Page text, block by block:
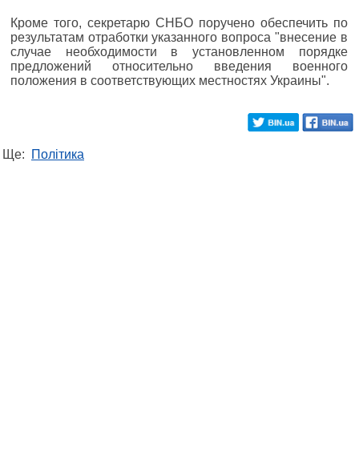
Кроме того, секретарю СНБО поручено обеспечить по
результатам отработки указанного вопроса "внесение в
случае необходимости в установленном порядке
предложений относительно введения военного
положения в соответствующих местностях Украины".
Ще: Політика